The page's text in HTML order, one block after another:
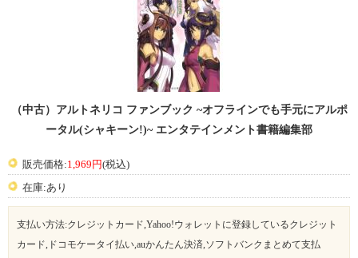
（中古）アルトネリコ ファンブック ~オフラインでも手元にアルポ
ータル(シャキーン!)~ エンタテインメント書籍編集部
販売価格:1,969円(税込)
在庫:あり
支払い方法:クレジットカード,Yahoo!ウォレットに登録しているクレジット
カード,ドコモケータイ払い,auかんたん決済,ソフトバンクまとめて支払